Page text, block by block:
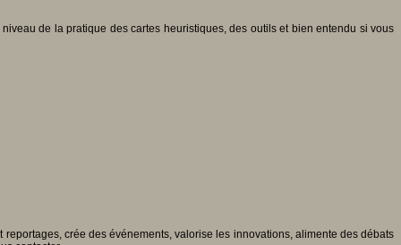
de la pratique des cartes heuristiques, des outils et bien entendu si vous
crée des événements, valorise les innovations, alimente des débats